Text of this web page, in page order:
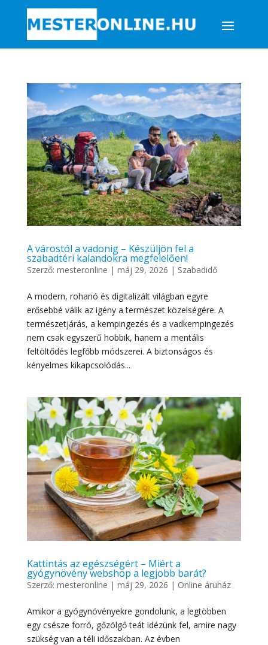
A várostól a vadonig – Készüljön fel a
szabadtéri kalandokra megfelelően!
Szerző: mesteronline | máj 29, 2026 | Szabadidő
A modern, rohanó és digitalizált világban egyre
erősebbé válik az igény a természet közelségére. A
természetjárás, a kempingezés és a vadkempingezés
nem csak egyszerű hobbik, hanem a mentális
feltöltődés legfőbb módszerei. A biztonságos és
kényelmes kikapcsolódás...
Kattintás az egészségért – Miért a
gyógynövény webshop a legjobb barát?
Szerző: mesteronline | máj 29, 2026 | Online áruház
Amikor a gyógynövényekre gondolunk, a legtöbben
egy csésze forró, gőzölgő teát idézünk fel, amire nagy
szükség van a téli időszakban. Az évben